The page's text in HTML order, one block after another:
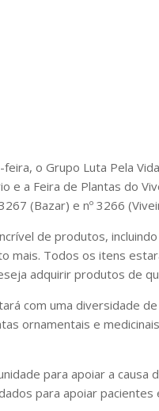
o Grupo Luta Pela
e a Feira de Plantas do
(Bazar) e nº 3266
de produtos,
mais. Todos os itens
adquirir produtos de
com uma diversidade
ornamentais e
para apoiar a
para apoiar